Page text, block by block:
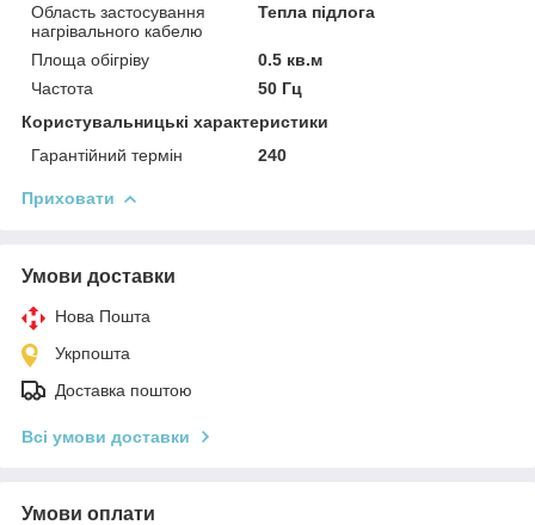
Область застосування
нагрівального кабелю
Тепла підлога
Площа обігріву
0.5 кв.м
Частота
50 Гц
Користувальницькі характеристики
Гарантійний термін
240
Приховати
Умови доставки
Нова Пошта
Укрпошта
Доставка поштою
Всі умови доставки
Умови оплати